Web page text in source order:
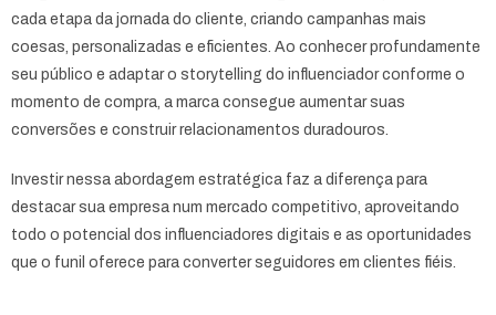
cada etapa da jornada do cliente, criando campanhas mais
coesas, personalizadas e eficientes. Ao conhecer profundamente
seu público e adaptar o storytelling do influenciador conforme o
momento de compra, a marca consegue aumentar suas
conversões e construir relacionamentos duradouros.
Investir nessa abordagem estratégica faz a diferença para
destacar sua empresa num mercado competitivo, aproveitando
todo o potencial dos influenciadores digitais e as oportunidades
que o funil oferece para converter seguidores em clientes fiéis.